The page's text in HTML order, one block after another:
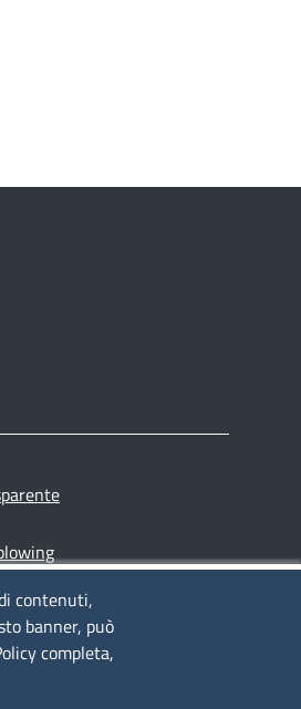
contenuti,
banner, può
completa,